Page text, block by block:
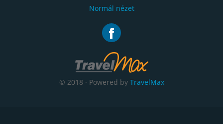
Normál nézet
© 2018 · Powered by TravelMax